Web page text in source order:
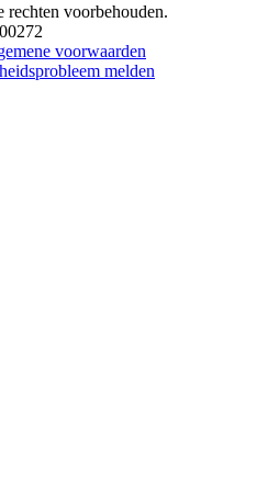
voorbehouden.
voorwaarden
melden